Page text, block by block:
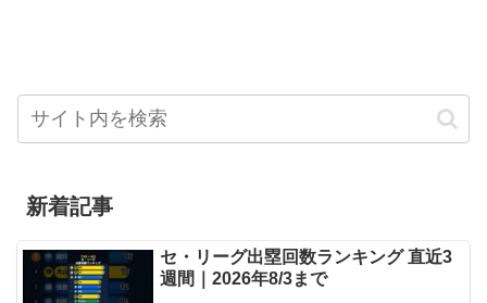
新着記事
セ・リーグ出塁回数ランキング 直近3
週間｜2026年8/3まで